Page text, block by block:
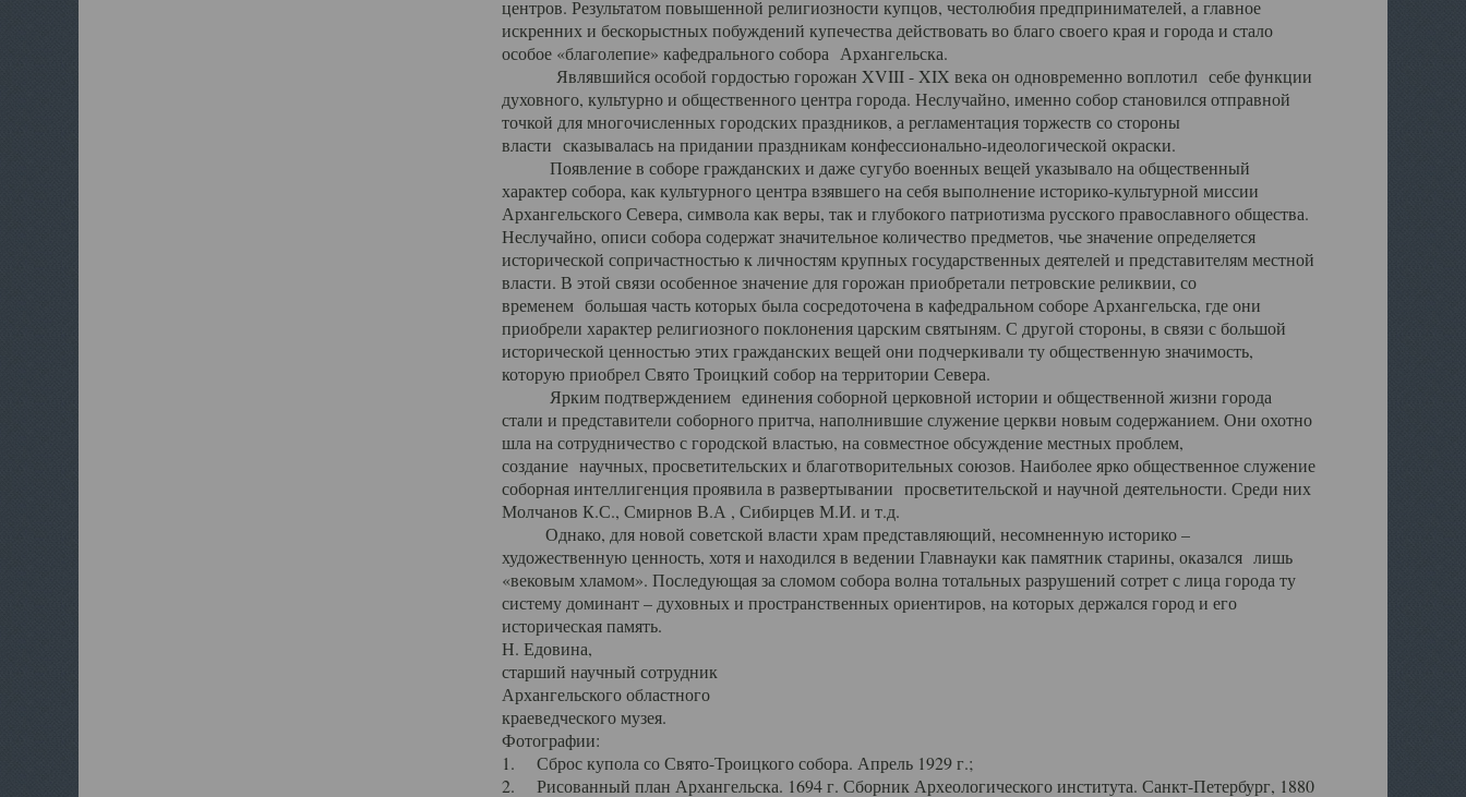
центров. Результатом повышенной религиозности купцов, честолюбия предпринимателей, а главное
искренних и бескорыстных побуждений купечества действовать во благо своего края и города и стало
особое «благолепие» кафедрального собора Архангельска.
Являвшийся особой гордостью горожан XVIII - XIX века он одновременно воплотил себе функции
духовного, культурно и общественного центра города. Неслучайно, именно собор становился отправной
точкой для многочисленных городских праздников, а регламентация торжеств со стороны
власти сказывалась на придании праздникам конфессионально-идеологической окраски.
Появление в соборе гражданских и даже сугубо военных вещей указывало на общественный
характер собора, как культурного центра взявшего на себя выполнение историко-культурной миссии
Архангельского Севера, символа как веры, так и глубокого патриотизма русского православного общества.
Неслучайно, описи собора содержат значительное количество предметов, чье значение определяется
исторической сопричастностью к личностям крупных государственных деятелей и представителям местной
власти. В этой связи особенное значение для горожан приобретали петровские реликвии, со
временем большая часть которых была сосредоточена в кафедральном соборе Архангельска, где они
приобрели характер религиозного поклонения царским святыням. С другой стороны, в связи с большой
исторической ценностью этих гражданских вещей они подчеркивали ту общественную значимость,
которую приобрел Свято Троицкий собор на территории Севера.
Ярким подтверждением единения соборной церковной истории и общественной жизни города
стали и представители соборного притча, наполнившие служение церкви новым содержанием. Они охотно
шла на сотрудничество с городской властью, на совместное обсуждение местных проблем,
создание научных, просветительских и благотворительных союзов. Наиболее ярко общественное служение
соборная интеллигенция проявила в развертывании просветительской и научной деятельности. Среди них
Молчанов К.С., Смирнов В.А , Сибирцев М.И. и т.д.
Однако, для новой советской власти храм представляющий, несомненную историко –
художественную ценность, хотя и находился в ведении Главнауки как памятник старины, оказался лишь
«вековым хламом». Последующая за сломом собора волна тотальных разрушений сотрет с лица города ту
систему доминант – духовных и пространственных ориентиров, на которых держался город и его
историческая память.
Н. Едовина,
старший научный сотрудник
Архангельского областного
краеведческого музея.
Фотографии:
1. Сброс купола со Свято-Троицкого собора. Апрель 1929 г.;
2. Рисованный план Архангельска. 1694 г. Сборник Археологического института. Санкт-Петербург, 1880